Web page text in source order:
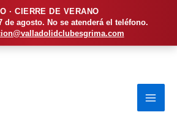
· CIERRE DE VERANO
de agosto. No se atenderá el teléfono.